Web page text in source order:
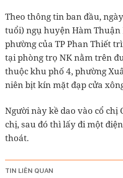
Theo thông tin ban đầu,
tuổi) ngụ huyện Hàm Thuận
phường của TP Phan Thiết
tại phòng trọ NK nằm trên
thuộc khu phố 4, phường
niên bịt kín mặt đạp cửa
Người này kề dao vào cổ chị
chị, sau đó thì lấy đi một
thoát.
TIN LIÊN QUAN